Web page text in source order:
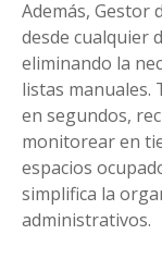
Además, Gestor
desde cualquier
eliminando la
listas manuales.
en segundos,
monitorear en
espacios
simplifica la
administrativos.